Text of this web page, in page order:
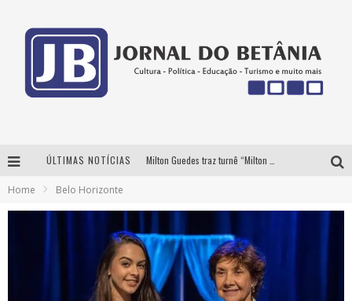
ÚLTIMAS NOTÍCIAS
Home Belo Horizonte